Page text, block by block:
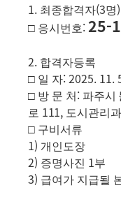
1. 최종합격자(3명)
□ 응시번호: 25-
2. 합격자등록
□ 일 자: 2025. 11.
□ 방 문 처 : 파주시
로 111, 도시관리
□ 구비서류
1) 개인도장
2) 증명사진 1부
3) 급여가 지급될